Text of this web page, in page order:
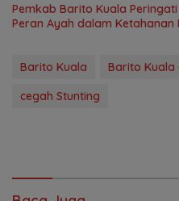
Pemkab Barito Kuala
Peran Ayah dalam Ketahanan
Barito Kuala
Barito Kuala
cegah Stunting